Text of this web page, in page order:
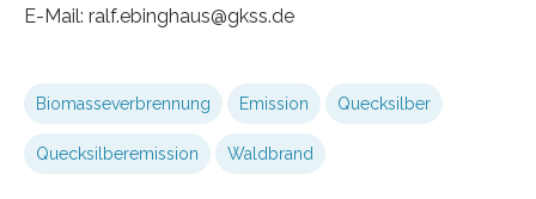
E-Mail: ralf.ebinghaus@gkss.de
Biomasseverbrennung Emission Quecksilber
Quecksilberemission Waldbrand